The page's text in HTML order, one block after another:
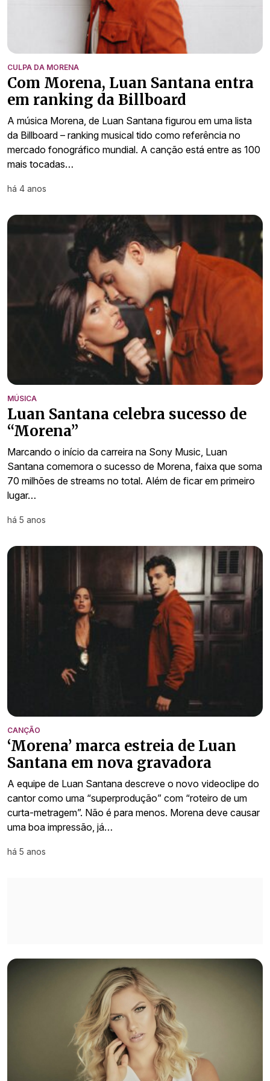
CULPA DA MORENA
Com Morena, Luan Santana entra
em ranking da Billboard
A música Morena, de Luan Santana figurou em uma lista
da Billboard – ranking musical tido como referência no
mercado fonográfico mundial. A canção está entre as 100
mais tocadas…
há 4 anos
MÚSICA
Luan Santana celebra sucesso de
“Morena”
Marcando o início da carreira na Sony Music, Luan
Santana comemora o sucesso de Morena, faixa que soma
70 milhões de streams no total. Além de ficar em primeiro
lugar…
há 5 anos
CANÇÃO
‘Morena’ marca estreia de Luan
Santana em nova gravadora
A equipe de Luan Santana descreve o novo videoclipe do
cantor como uma “superprodução” com “roteiro de um
curta-metragem”. Não é para menos. Morena deve causar
uma boa impressão, já…
há 5 anos